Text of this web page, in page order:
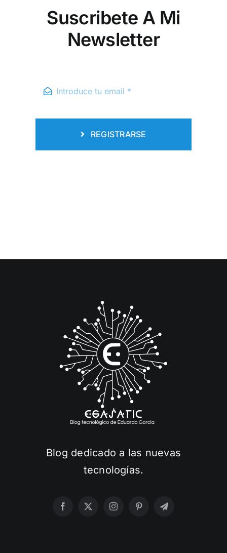
Suscribete A Mi
Newsletter
REGISTRARSE
Blog dedicado a las nuevas
tecnologías.